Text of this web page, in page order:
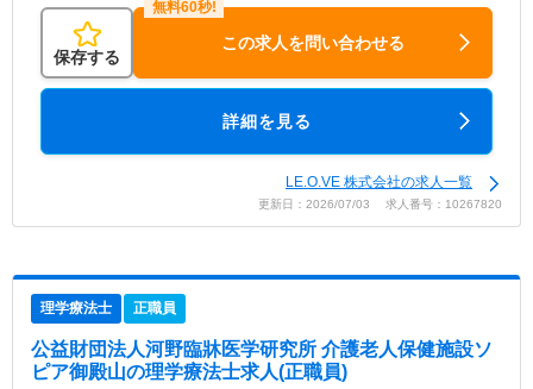
保存する
この求人を問い合わせる
詳細を見る
LE.O.VE 株式会社の求人一覧
更新日：2026/07/03 求人番号：10267820
理学療法士 正職員
公益財団法人河野臨牀医学研究所 介護老人保健施設ソ
ピア御殿山の理学療法士求人(正職員)